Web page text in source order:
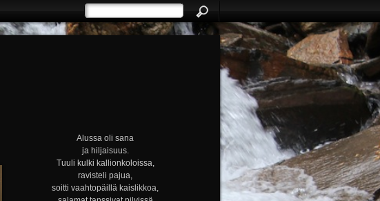
Alussa oli sana
ja hiljaisuus.
Tuuli kulki kallionkoloissa,
ravisteli pajua,
soitti vaahtopäillä kaislikkoa,